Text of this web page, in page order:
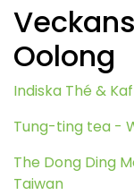
Oolong
Indiska Thé &
Tung-ting tea -
The Dong Ding
Taiwan